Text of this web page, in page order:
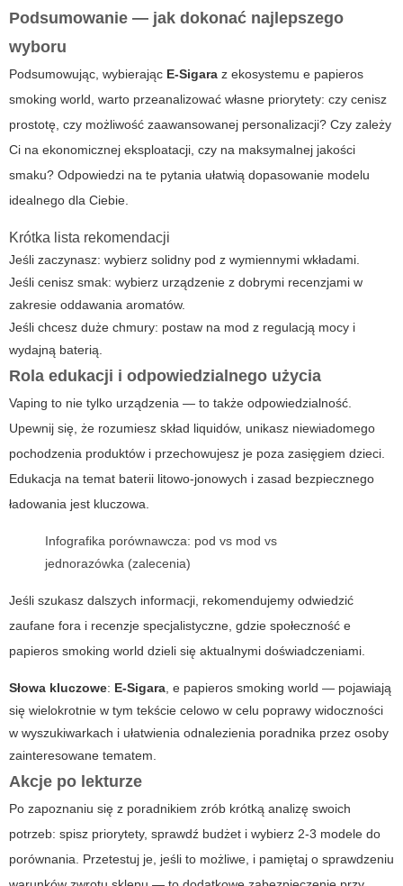
Podsumowanie — jak dokonać najlepszego
wyboru
Podsumowując, wybierając E-Sigara z ekosystemu e papieros
smoking world , warto przeanalizować własne priorytety: czy cenisz
prostotę, czy możliwość zaawansowanej personalizacji? Czy zależy
Ci na ekonomicznej eksploatacji, czy na maksymalnej jakości
smaku? Odpowiedzi na te pytania ułatwią dopasowanie modelu
idealnego dla Ciebie.
Krótka lista rekomendacji
Jeśli zaczynasz: wybierz solidny pod z wymiennymi wkładami.
Jeśli cenisz smak: wybierz urządzenie z dobrymi recenzjami w
zakresie oddawania aromatów.
Jeśli chcesz duże chmury: postaw na mod z regulacją mocy i
wydajną baterią.
Rola edukacji i odpowiedzialnego użycia
Vaping to nie tylko urządzenia — to także odpowiedzialność.
Upewnij się, że rozumiesz skład liquidów, unikasz niewiadomego
pochodzenia produktów i przechowujesz je poza zasięgiem dzieci.
Edukacja na temat baterii litowo-jonowych i zasad bezpiecznego
ładowania jest kluczowa.
Infografika porównawcza: pod vs mod vs
jednorazówka (zalecenia)
Jeśli szukasz dalszych informacji, rekomendujemy odwiedzić
zaufane fora i recenzje specjalistyczne, gdzie społeczność e
papieros smoking world dzieli się aktualnymi doświadczeniami.
Słowa kluczowe: E-Sigara e papieros smoking world — pojawiają
się wielokrotnie w tym tekście celowo w celu poprawy widoczności
w wyszukiwarkach i ułatwienia odnalezienia poradnika przez osoby
zainteresowane tematem.
Akcje po lekturze
Po zapoznaniu się z poradnikiem zrób krótką analizę swoich
potrzeb: spisz priorytety, sprawdź budżet i wybierz 2-3 modele do
porównania. Przetestuj je, jeśli to możliwe, i pamiętaj o sprawdzeniu